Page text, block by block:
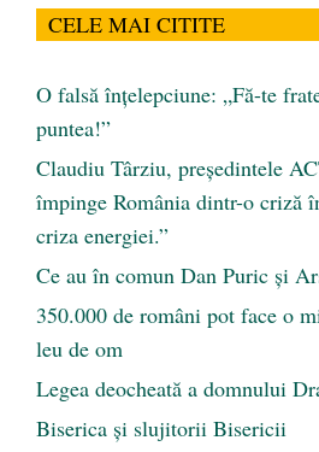
CELE MAI CITITE
O falsă înțelepciune: „Fă-te
puntea!”
Claudiu Târziu, președintele
împinge România dintr-o criză
criza energiei.”
Ce au în comun Dan Puric şi
350.000 de români pot face o
leu de om
Legea deocheată a domnului
Biserica și slujitorii Bisericii